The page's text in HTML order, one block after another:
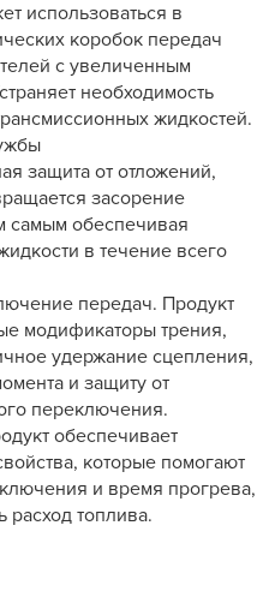
использоваться в
коробок передач
с увеличенным
необходимость
жидкостей.
защита от отложений,
засорение
самым обеспечивая
в течение всего
передач. Продукт
модификаторы трения,
удержание сцепления,
и защиту от
переключения.
обеспечивает
которые помогают
и время прогрева,
расход топлива.